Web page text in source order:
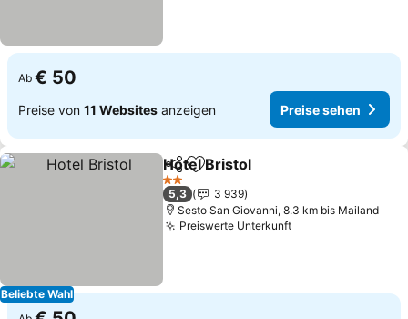
Ab € 50
Preise von 11 Websites anzeigen Preise sehen
Beliebte Wahl
TeilenZu Favoriten hinzufügen
Hotel Bristol
2 Sterne
5,3
3 939
Sesto San Giovanni, 8.3 km bis Mailand
Preiswerte UnterkunftPreise sehen